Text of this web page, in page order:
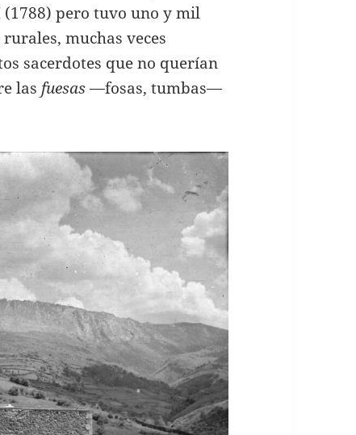
pero tuvo uno y mil
muchas veces
sacerdotes que no querían
las fuesas—fosas, tumbas—